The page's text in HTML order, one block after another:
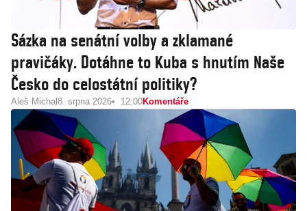
Sázka na senátní volby a zklamané
pravičáky. Dotáhne to Kuba s hnutím Naše
Česko do celostátní politiky?
Aleš Michal 8. srpna 2026 12:00Komentáře